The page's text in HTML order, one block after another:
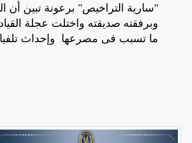
وبرفقته صديقته واختلت عجلة
ما تسبب فى مصرعها وإحداث